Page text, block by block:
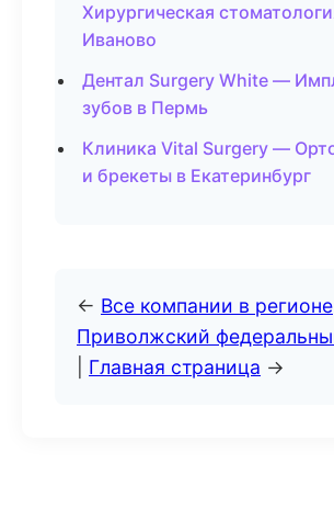
Хирургическая
Иваново
Дентал Surgery White —
зубов в Пермь
Клиника Vital Surgery —
и брекеты в Екатеринбург
← Все компании в регионе
Приволжский
Главная страница →